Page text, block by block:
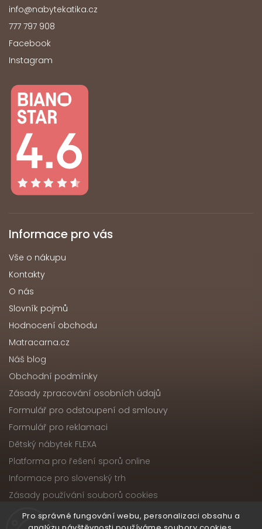
Pro správné fungování webu, personalizaci obsahu a
info@nabytekatika.cz
777 797 908
Facebook
Instagram
Informace pro vás
Vše o nákupu
Kontakty
O nás
Slovník pojmů
Hodnocení obchodu
Matracarna.cz
Náš blog
Obchodní podmínky
Zásady zpracování osobních údajů
Formulář pro odstoupení od smlouvy
Formulář pro reklamaci
Dětský nábytek FLEXA
Platforma pro řešení sporů online
Informace pro slovenský trh
Zásady používání souborů cookies